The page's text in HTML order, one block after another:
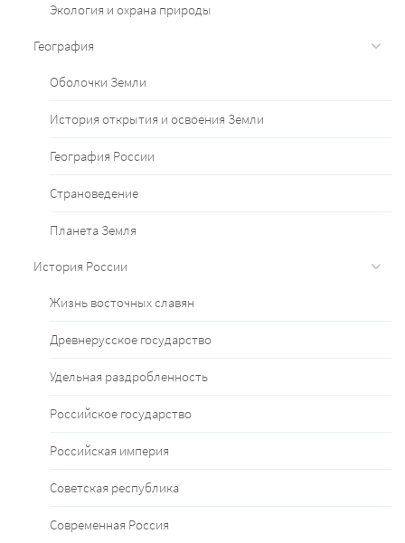
Экология и охрана природы
География
Оболочки Земли
История открытия и освоения Земли
География России
Страноведение
Планета Земля
История России
Жизнь восточных славян
Древнерусское государство
Удельная раздробленность
Российское государство
Российская империя
Советская республика
Современная Россия